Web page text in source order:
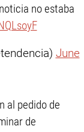
no estaba
June
al pedido de
de